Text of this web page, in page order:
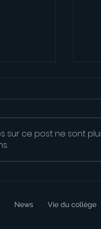
dit au
sur ce post ne sont
News Vie du collège